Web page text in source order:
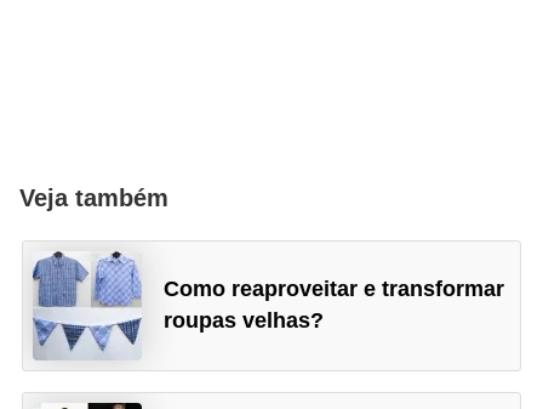
Veja também
Como reaproveitar e transformar
roupas velhas?